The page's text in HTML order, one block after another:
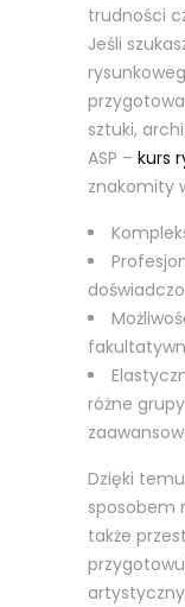
trudności
Jeśli
sztuki,
ASP – kurs
znakomity
różne
Dzięki
sposobem
także